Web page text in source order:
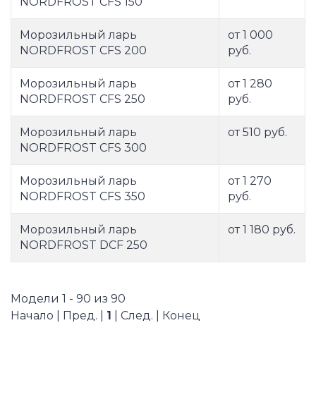
Морозильный ларь
NORDFROST CFS 200
от 1 000
руб.
Морозильный ларь
NORDFROST CFS 250
от 1 280
руб.
Морозильный ларь
NORDFROST CFS 300
от 510 руб.
Морозильный ларь
NORDFROST CFS 350
от 1 270
руб.
Морозильный ларь
NORDFROST DCF 250
от 1 180 руб.
Модели 1 - 90 из 90
Начало | Пред. | 1 | След. | Конец